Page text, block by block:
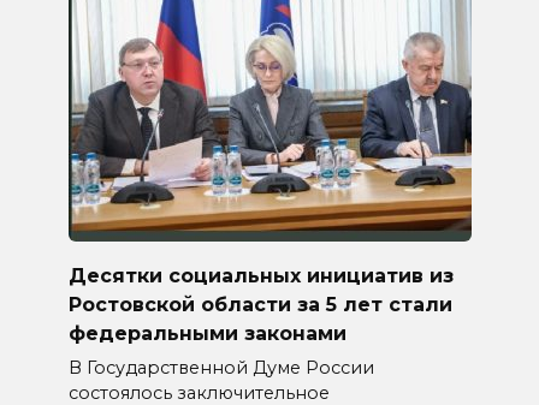
Десятки социальных инициатив из
Ростовской области за 5 лет стали
федеральными законами
В Государственной Думе России
состоялось заключительное